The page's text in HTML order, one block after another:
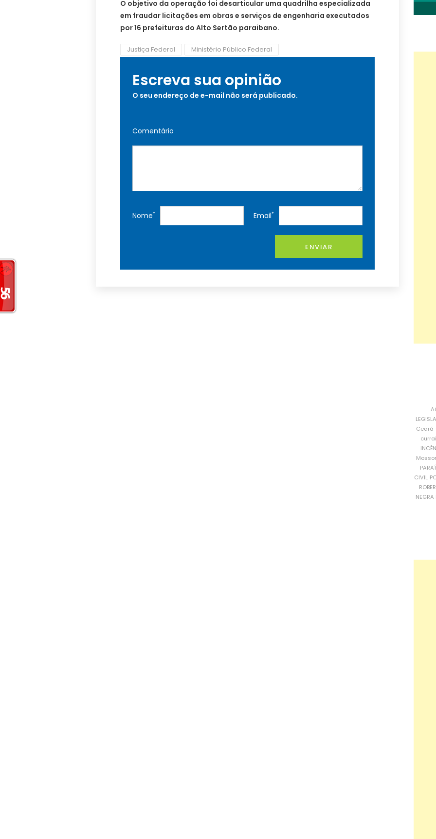
O objetivo da operação foi desarticular uma quadrilha especializada
em fraudar licitações em obras e serviços de engenharia executados
por 16 prefeituras do Alto Sertão paraibano.
Justiça Federal Ministério Público Federal
Escreva sua opinião
O seu endereço de e-mail não será publicado.
Comentário
Nome* Email*
ENVIAR
Ceará
CIVIL
NEGRA